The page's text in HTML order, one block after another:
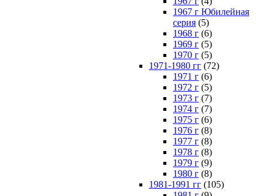
1967 г Юбилейная
серия (5)
1968 г (6)
1969 г (5)
1970 г (5)
1971-1980 гг (72)
1971 г (6)
1972 г (5)
1973 г (7)
1974 г (7)
1975 г (6)
1976 г (8)
1977 г (8)
1978 г (8)
1979 г (9)
1980 г (8)
1981-1991 гг (105)